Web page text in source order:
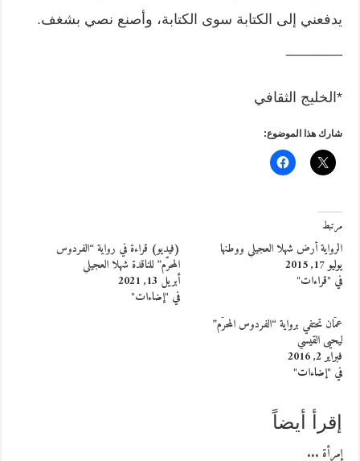
يدفعني إلى الكتابة سوى الكتابة، وأصنع نصي بشغف.
*الخليج الثقافي
شارك هذا الموضوع:
مرتبط
الرواية أرض شهلا العجيلي ووطنها
يوليو 17, 2015
في "قراءات"
(فيديو) قراءة في رواية “الفردوس
المحرّم” للناقدة شهلا العجيلي
أبريل 13, 2021
في "إضاءات"
عمّان تحتفي برواية “الفردوس المحرّم”
ليحيى القيسي
فبراير 2, 2016
في "إضاءات"
إقرأ أيضاً
إمرأة ...